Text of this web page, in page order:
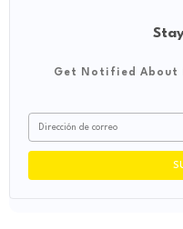
Get Notified About